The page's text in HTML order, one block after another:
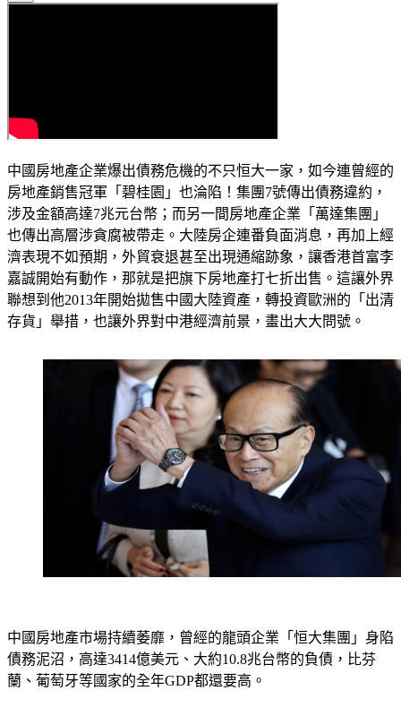
中國房地產企業爆出債務危機的不只恒大一家，如今連曾經的
房地產銷售冠軍「碧桂園」也淪陷！集團7號傳出債務違約，
涉及金額高達7兆元台幣；而另一間房地產企業「萬達集團」
也傳出高層涉貪腐被帶走。大陸房企連番負面消息，再加上經
濟表現不如預期，外貿衰退甚至出現通縮跡象，讓香港首富李
嘉誠開始有動作，那就是把旗下房地產打七折出售。這讓外界
聯想到他2013年開始拋售中國大陸資產，轉投資歐洲的「出清
中國房地產市場持續萎靡，曾經的龍頭企業「恒大集團」身陷
債務泥沼，高達3414億美元、大約10.8兆台幣的負債，比芬